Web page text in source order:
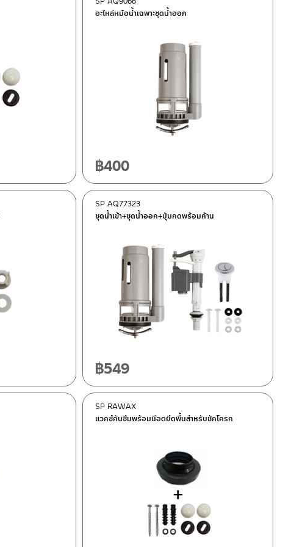
อะไหล่หม้อน้ำเฉพาะชุดน้ำออก
฿400
ชุดน้ำเข้า+ชุดน้ำออก+ปุ่มกดพร้อมก้าน
SP AQ77323
฿549
แวกซ์กันซึมพร้อมนีอตยึดพื้นสำหรับชักโครก
SP RAWAX